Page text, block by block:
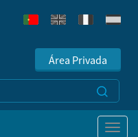
Área Privada